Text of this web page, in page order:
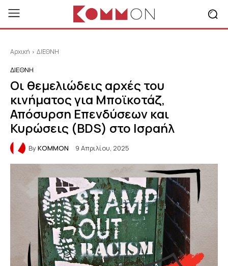
Αρχική ΔΙΕΘΝΗ
ΔΙΕΘΝΗ
Οι θεμελιώδεις αρχές του
κινήματος για Μποϊκοτάζ,
Απόσυρση Επενδύσεων και
Κυρώσεις (BDS) στο Ισραήλ
ByKOMMON 9 Απριλίου, 2025